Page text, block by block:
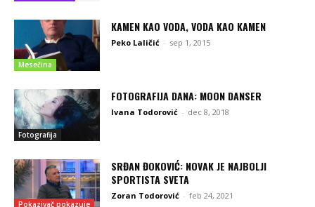
Mesečina
KAMEN KAO VODA, VODA KAO KAMEN
Peko Laličić - sep 1, 2015
Fotografija
FOTOGRAFIJA DANA: MOON DANSER
Ivana Todorović - dec 8, 2018
Pokazivač pokazuje
SRĐAN ĐOKOVIĆ: NOVAK JE NAJBOLJI
SPORTISTA SVETA
Zoran Todorović - feb 24, 2021